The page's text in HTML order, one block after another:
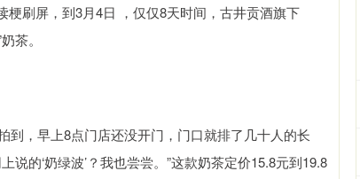
刷屏，到3月4日 ，仅仅8天时间，古井贡酒旗下
茶。
，早上8点门店还没开门，门口就排了几十人的长
的‘奶绿波’？我也尝尝。”这款奶茶定价15.8元到19.8